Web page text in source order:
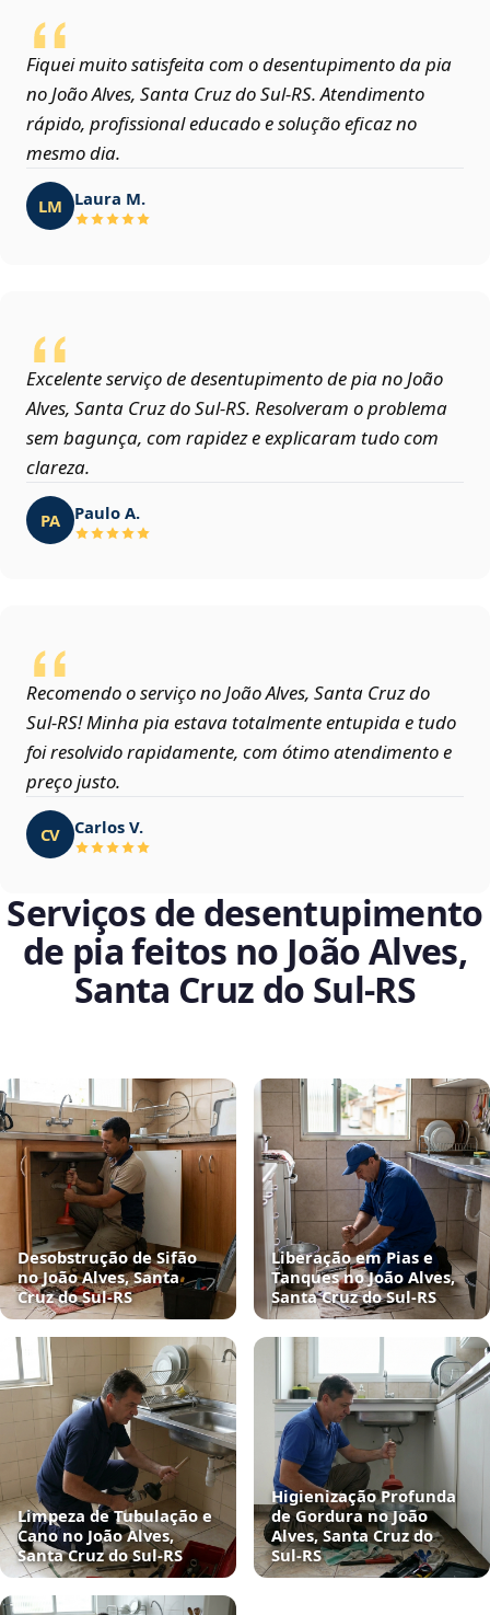
Fiquei muito satisfeita com o desentupimento da pia
no João Alves, Santa Cruz do Sul‑RS. Atendimento
rápido, profissional educado e solução eficaz no
mesmo dia.
LM Laura M.
Excelente serviço de desentupimento de pia no João
Alves, Santa Cruz do Sul‑RS. Resolveram o problema
sem bagunça, com rapidez e explicaram tudo com
clareza.
PA Paulo A.
Recomendo o serviço no João Alves, Santa Cruz do
Sul‑RS! Minha pia estava totalmente entupida e tudo
foi resolvido rapidamente, com ótimo atendimento e
preço justo.
CV Carlos V.
Serviços de desentupimento
de pia feitos no João Alves,
Santa Cruz do Sul‑RS
Desobstrução de Sifão
no João Alves, Santa
Cruz do Sul‑RS
Liberação em Pias e
Tanques no João Alves,
Santa Cruz do Sul‑RS
Limpeza de Tubulação e
Cano no João Alves,
Santa Cruz do Sul‑RS
Higienização Profunda
de Gordura no João
Alves, Santa Cruz do
Sul‑RS